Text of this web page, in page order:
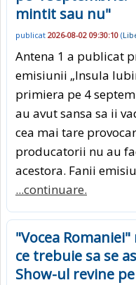
mintit sau nu"
publicat 2026-08-02 09:30:10 (
Antena 1 a publicat
emisiunii „Insula
primiera pe 4
au avut sansa sa ii
cea mai tare
producatorii nu au
acestora. Fanii
...continuare.
"Vocea
ce trebuie sa se
Show-ul revine